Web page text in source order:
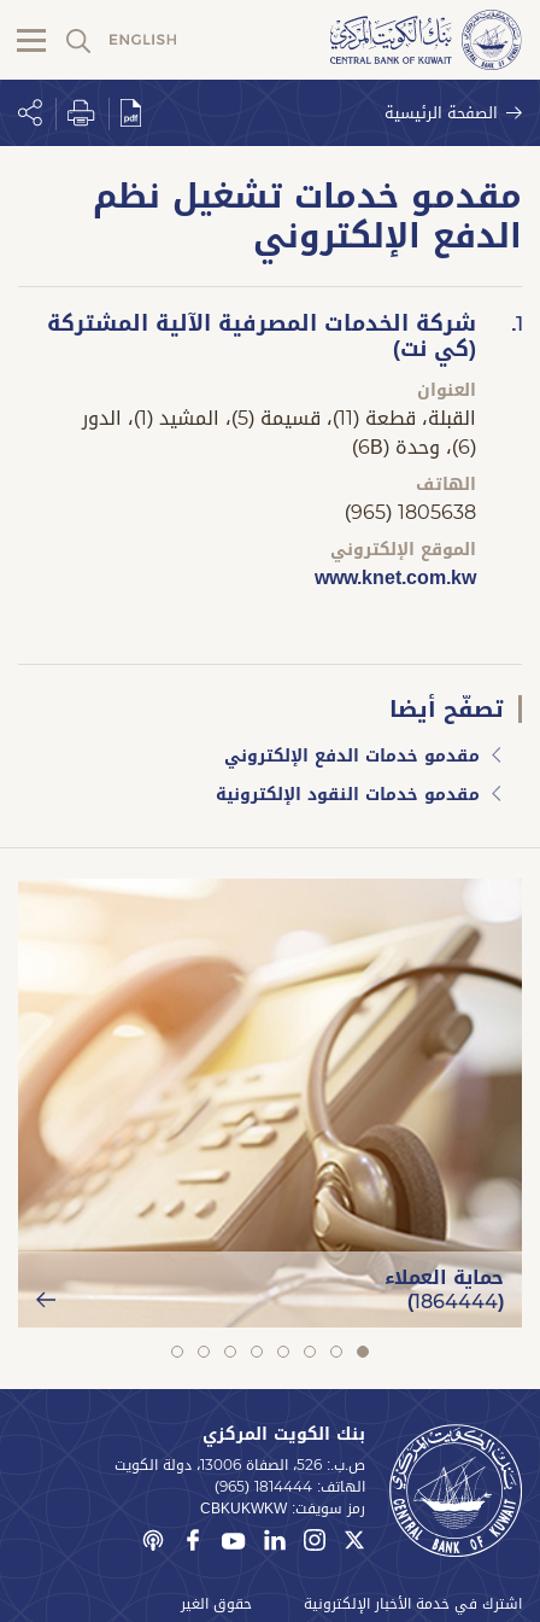
الصفحة الرئيسية
مقدمو خدمات تشغيل نظم
الدفع الإلكتروني
1. شركة الخدمات المصرفية الآلية المشتركة
(كي نت)
العنوان
القبلة، قطعة (11)، قسيمة (5)، المشيد (1)، الدور
(6)، وحدة (6B)
الهاتف
(965) 1805638
الموقع الإلكتروني
www.knet.com.kw
تصفّح أيضا
مقدمو خدمات الدفع الإلكتروني
مقدمو خدمات النقود الإلكترونية
حماية العملاء
(1864444)
slide
slide
slide
3
slide
slide
5
slide
6
slide
slide
بنك الكويت المركزي
ص.ب.: 526، الصفاة 13006، دولة الكويت
الهاتف: (965) 1814444
رمز سويفت:CBKUKWKW
اشترك في خدمة الأخبار الإلكترونية
حقوق الغير